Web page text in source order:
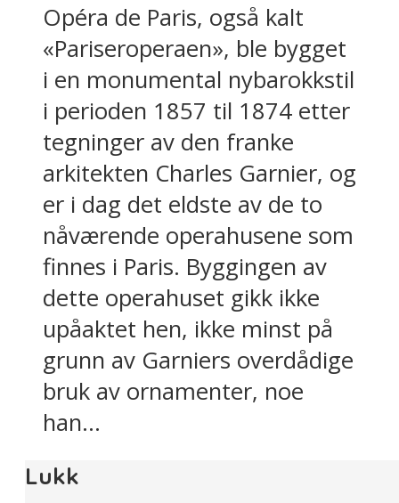
Opéra de Paris, også kalt
«Pariseroperaen», ble bygget
i en monumental nybarokkstil
i perioden 1857 til 1874 etter
tegninger av den franke
arkitekten Charles Garnier, og
er i dag det eldste av de to
nåværende operahusene som
finnes i Paris. Byggingen av
dette operahuset gikk ikke
upåaktet hen, ikke minst på
grunn av Garniers overdådige
bruk av ornamenter, noe
han...
Lukk